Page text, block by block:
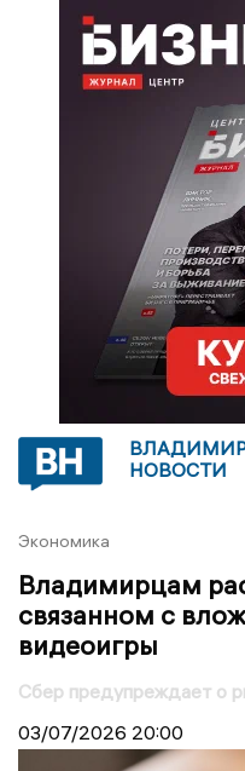
НОВОСТИ
Экономика
Владимирцам
связанном с
видеоигры
Сбер предупреждает о
03/07/2026 20:00